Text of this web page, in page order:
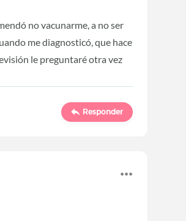
no vacunarme, a no ser
me diagnosticó, que hace
le preguntaré otra vez
Responder